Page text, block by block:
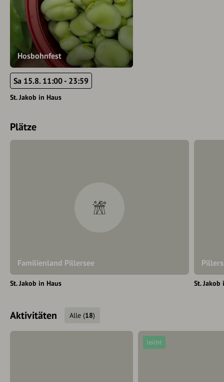
Hosbohnfest
Sa 15.8. 11:00 - 23:59
St. Jakob in Haus
Plätze
Familienland Pillersee
St. Jakob in Haus St. Jakob
Aktivitäten Alle (18)
leicht